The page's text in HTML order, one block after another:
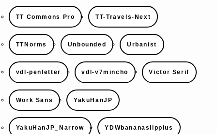
TT Commons Pro TT-Travels-Next
TTNorms Unbounded Urbanist
vdl-penletter vdl-v7mincho Victor Serif
Work Sans YakuHanJP
YakuHanJP_Narrow YDWbananaslipplus